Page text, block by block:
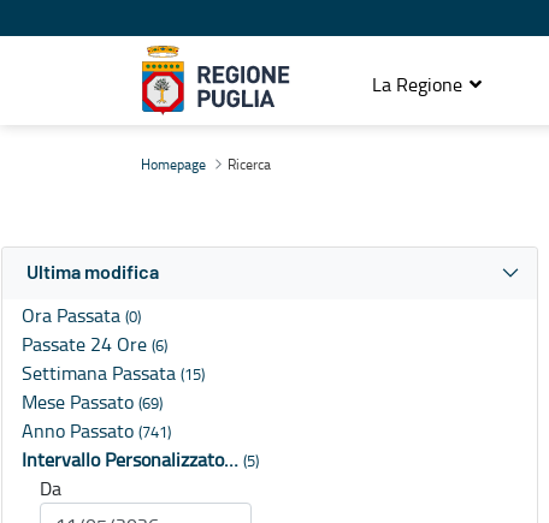
La Regione
Homepage Ricerca
Ultima modifica
Ora Passata (0)
Passate 24 Ore (6)
Settimana Passata (15)
Mese Passato (69)
Anno Passato (741)
Intervallo Personalizzato… (5)
Da